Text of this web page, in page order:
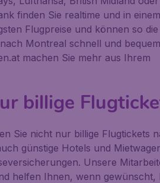
finden Sie realtime und in einem
Flugpreise und können so die
Montreal schnell und
machen Sie mehr aus Ihrem
billige
Sie nicht nur billige Flugtickets
günstige Hotels und
Unsere
helfen Ihnen, wenn gewünscht,